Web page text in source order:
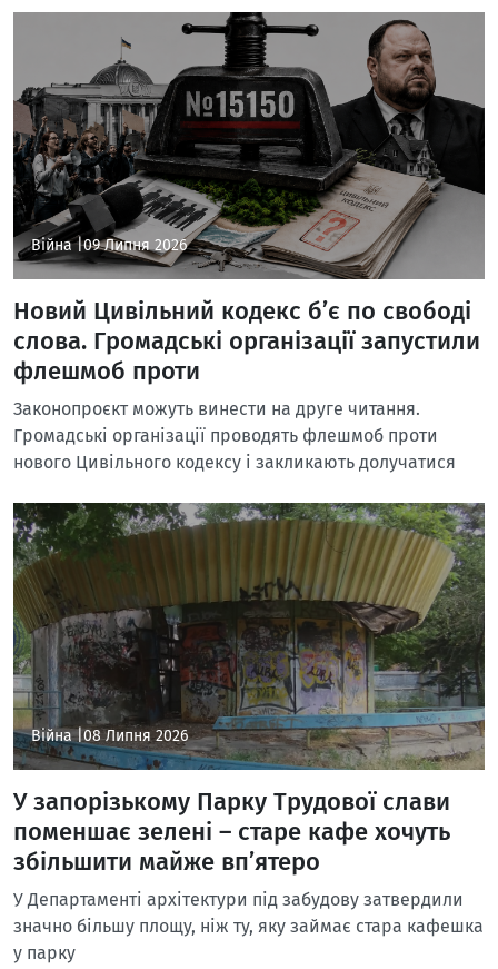
Війна |09 Липня 2026
Новий Цивільний кодекс б’є по свободі
слова. Громадські організації запустили
флешмоб проти
Законопроєкт можуть винести на друге читання.
Громадські організації проводять флешмоб проти
нового Цивільного кодексу і закликають долучатися
Війна |08 Липня 2026
У запорізькому Парку Трудової слави
поменшає зелені – старе кафе хочуть
збільшити майже вп’ятеро
У Департаменті архітектури під забудову затвердили
значно більшу площу, ніж ту, яку займає стара кафешка
у парку